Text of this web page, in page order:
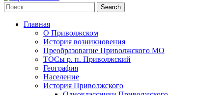
Главная
О Приволжском
История возникновения
Преобразование Приволжского МО
ТОСы р. п. Приволжский
География
Население
История Приволжского